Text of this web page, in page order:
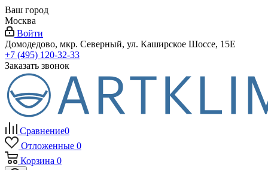
Ваш город
Москва
Войти
Домодедово, мкр. Северный, ул. Каширское Шоссе, 15Е
+7 (495) 120-32-33
Заказать звонок
Сравнение0
Отложенные 0
Корзина 0